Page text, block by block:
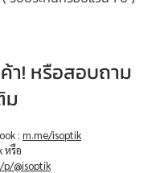
า! หรือสอบถาม
ม
: m.me/isoptik
หรือ
@isoptik